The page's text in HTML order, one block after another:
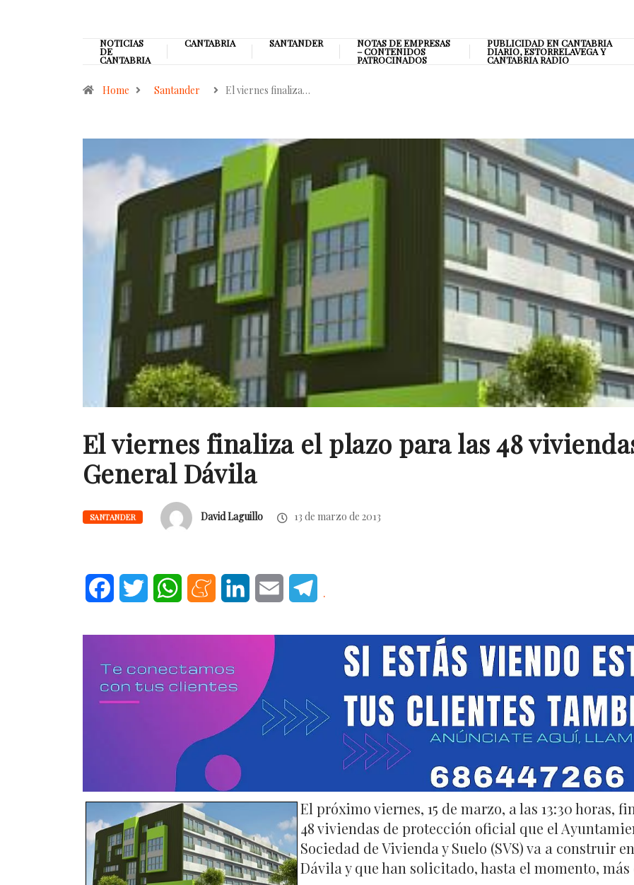
NOTICIAS
DE
CANTABRIA
CANTABRIA SANTANDER NOTAS DE EMPRESAS
– CONTENIDOS
PATROCINADOS
PUBLICIDAD EN CANTABRIA
DIARIO, ESTORRELAVEGA Y
CANTABRIA RADIO
Home Santander El viernes finaliza…
El viernes finaliza el plazo para las 48
General Dávila
SANTANDER David Laguillo 13 de marzo de 2013
FacebookTwitter WhatsAppMeneameLinkedInEmail .
El próximo viernes, 15 de marzo, a las 13:30 horas,
48 viviendas de protección oficial que el
Sociedad de Vivienda y Suelo (SVS) va a construir
Dávila y que han solicitado, hasta el momento, más